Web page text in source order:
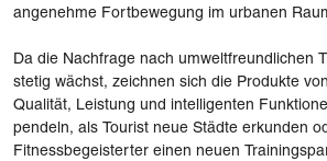
angenehme Fortbewegung im urbanen
Da die Nachfrage nach umweltfreundlichen
stetig wächst, zeichnen sich die Produkte
Qualität, Leistung und intelligenten
pendeln, als Tourist neue Städte erkunden
Fitnessbegeisterter einen neuen